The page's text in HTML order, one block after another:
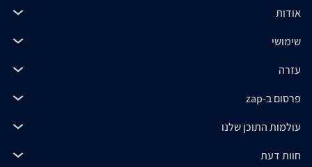
אודות
שימושי
עזרה
פרסום ב-zap
עולמות התוכן שלנו
חוות דעת